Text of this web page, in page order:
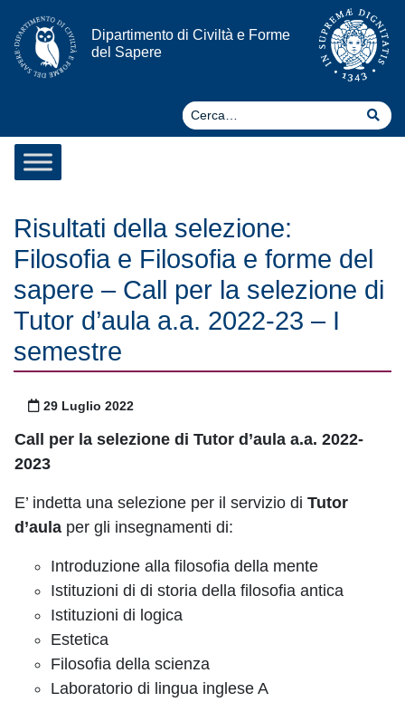
Vai al contenuto
Dipartimento di Civiltà e Forme
del Sapere
Risultati della selezione:
Filosofia e Filosofia e forme del
sapere – Call per la selezione di
Tutor d’aula a.a. 2022-23 – I
semestre
Pubblicato il
29 Luglio 2022
Call per la selezione di Tutor d’aula a.a. 2022-
2023
E’ indetta una selezione per il servizio di Tutor
d’aula per gli insegnamenti di:
Introduzione alla filosofia della mente
Istituzioni di di storia della filosofia antica
Istituzioni di logica
Estetica
Filosofia della scienza
Laboratorio di lingua inglese A